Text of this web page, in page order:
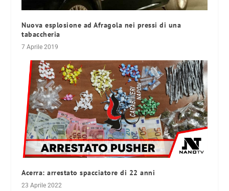
Nuova esplosione ad Afragola nei pressi di una
tabaccheria
7 Aprile 2019
Acerra: arrestato spacciatore di 22 anni
23 Aprile 2022